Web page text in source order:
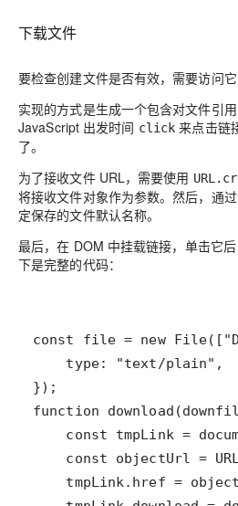
下载文件
要检查创建文件是否有效，需要访问它
实现的方式是生成一个包含对文件引
JavaScript 出发时间 click 来点击链
了。
为了接收文件 URL，需要使用
将接收文件对象作为参数。然后，通
定保存的文件默认名称。
最后，在 DOM 中挂载链接，单击它
下是完整的代码：